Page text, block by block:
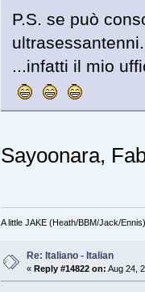
P.S. se può
...infatti il mio
Sayoonara,
A little JAKE (Heath/BBM/Jack/
Re: Italiano - Italian
« Reply #14822 on: Aug 24,